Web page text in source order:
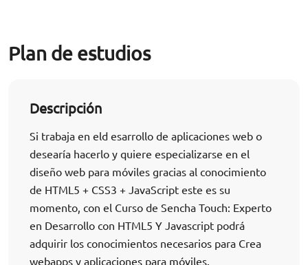
Plan de estudios
Descripción
Si trabaja en eld esarrollo de aplicaciones web o
desearía hacerlo y quiere especializarse en el
diseño web para móviles gracias al conocimiento
de HTML5 + CSS3 + JavaScript este es su
momento, con el Curso de Sencha Touch: Experto
en Desarrollo con HTML5 Y Javascript podrá
adquirir los conocimientos necesarios para Crea
webapps y aplicaciones para móviles.